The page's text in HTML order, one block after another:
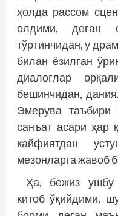
ҳолда рассом
олдими, деган
тўртинчидан, у
билан ёзилган
диалоглар
бешинчидан,
Эмерува таъбири
санъат асари ҳар
кайфиятдан
мезонларга жавоб
Ҳа, бежиз ушбу
китоб ўқийдими,